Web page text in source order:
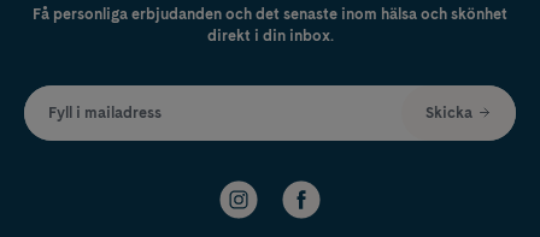
Få personliga erbjudanden och det senaste inom hälsa och skönhet
direkt i din inbox.
Fyll i mailadress Skicka